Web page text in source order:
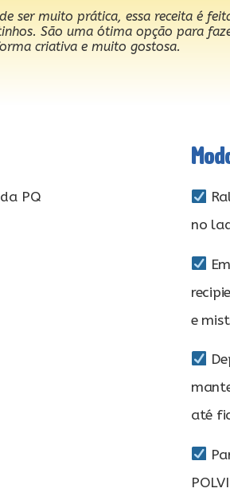
ser muito prática, essa receita é
São uma ótima opção para
criativa e muito gostosa.
PQ
no
e
até